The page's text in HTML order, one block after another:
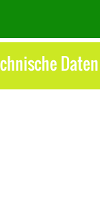
Daten